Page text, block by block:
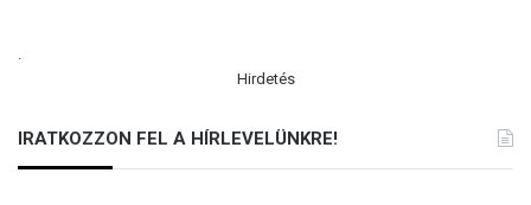
Hirdetés
IRATKOZZON FEL A HÍRLEVELÜNKRE!